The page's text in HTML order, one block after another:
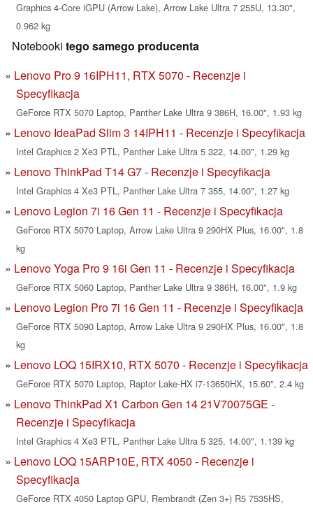
Graphics 4-Core iGPU (Arrow Lake), Arrow Lake Ultra 7 255U, 13.30",
0.962 kg
Notebooki tego samego producenta
Lenovo Pro 9 16IPH11, RTX 5070 - Recenzje i
Specyfikacja
GeForce RTX 5070 Laptop, Panther Lake Ultra 9 386H, 16.00", 1.93 kg
Lenovo IdeaPad Slim 3 14IPH11 - Recenzje i Specyfikacja
Intel Graphics 2 Xe3 PTL, Panther Lake Ultra 5 322, 14.00", 1.29 kg
Lenovo ThinkPad T14 G7 - Recenzje i Specyfikacja
Intel Graphics 4 Xe3 PTL, Panther Lake Ultra 7 355, 14.00", 1.27 kg
Lenovo Legion 7i 16 Gen 11 - Recenzje i Specyfikacja
GeForce RTX 5070 Laptop, Arrow Lake Ultra 9 290HX Plus, 16.00", 1.8
kg
Lenovo Yoga Pro 9 16i Gen 11 - Recenzje i Specyfikacja
GeForce RTX 5060 Laptop, Panther Lake Ultra 9 386H, 16.00", 1.9 kg
Lenovo Legion Pro 7i 16 Gen 11 - Recenzje i Specyfikacja
GeForce RTX 5090 Laptop, Arrow Lake Ultra 9 290HX Plus, 16.00", 1.8
kg
Lenovo LOQ 15IRX10, RTX 5070 - Recenzje i Specyfikacja
GeForce RTX 5070 Laptop, Raptor Lake-HX i7-13650HX, 15.60", 2.4 kg
Lenovo ThinkPad X1 Carbon Gen 14 21V70075GE -
Recenzje i Specyfikacja
Intel Graphics 4 Xe3 PTL, Panther Lake Ultra 5 325, 14.00", 1.139 kg
Lenovo LOQ 15ARP10E, RTX 4050 - Recenzje i
Specyfikacja
GeForce RTX 4050 Laptop GPU, Rembrandt (Zen 3+) R5 7535HS,